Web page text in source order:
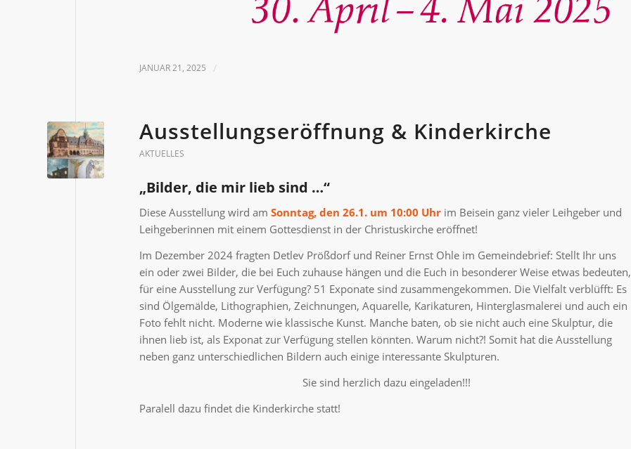
JANUAR 21, 2025 /
Ausstellungseröffnung & Kinderkirche
AKTUELLES
„Bilder, die mir lieb sind …“
Diese Ausstellung wird am Sonntag, den 26.1. um 10:00 Uhr im Beisein ganz vieler Leihgeber und
Leihgeberinnen mit einem Gottesdienst in der Christuskirche eröffnet!
Im Dezember 2024 fragten Detlev Prößdorf und Reiner Ernst Ohle im Gemeindebrief: Stellt Ihr uns
ein oder zwei Bilder, die bei Euch zuhause hängen und die Euch in besonderer Weise etwas bedeuten,
für eine Ausstellung zur Verfügung? 51 Exponate sind zusammengekommen. Die Vielfalt verblüfft: Es
sind Ölgemälde, Lithographien, Zeichnungen, Aquarelle, Karikaturen, Hinterglasmalerei und auch ein
Foto fehlt nicht. Moderne wie klassische Kunst. Manche baten, ob sie nicht auch eine Skulptur, die
ihnen lieb ist, als Exponat zur Verfügung stellen könnten. Warum nicht?! Somit hat die Ausstellung
neben ganz unterschiedlichen Bildern auch einige interessante Skulpturen.
Sie sind herzlich dazu eingeladen!!!
Paralell dazu findet die Kinderkirche statt!